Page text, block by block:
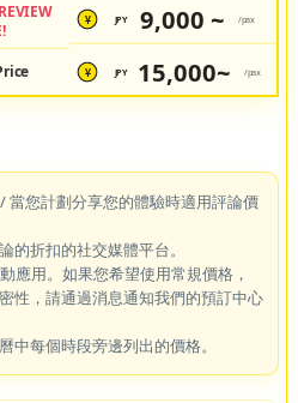
¥ JPY 9,000 ~ /pax
¥ JPY 15,000~ /pax
當您計劃分享您的體驗時適用評論價
的折扣的社交媒體平台。
應用。如果您希望使用常規價格，
性，請通過消息通知我們的預訂中心
中每個時段旁邊列出的價格。